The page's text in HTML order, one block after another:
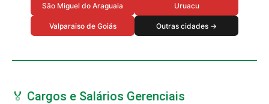
São Miguel do Araguaia Uruacu
Valparaiso de Goiás Outras cidades →
🏅 Cargos e Salários Gerenciais